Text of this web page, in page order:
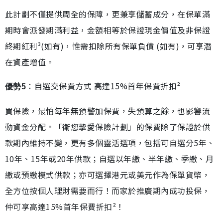
此計劃不僅提供周全的保障，更兼享儲蓄成分，在保單滿
期時會派發期滿利益，金額相等於保證現金價值及非保證
終期紅利³(如有)，惟需扣除所有保單負債 (如有)，可享潛
在資產增值。
優勢5 ：自選交保費方式 高達15%首年保費折扣²
買保險，最怕每年無預警加保費，失預算之餘，也影響流
動資金分配。「衛您摯愛保險計劃」的保費除了保證於供
款期內維持不變，更有多個靈活選項，包括可自選分5年、
10年、15年或20年供款；自選以年繳、半年繳、季繳、月
繳或預繳模式供款；亦可選擇港元或美元作為保單貨幣，
全方位按個人理財需要而行！而家於推廣期內成功投保，
仲可享高達15%首年保費折扣²！